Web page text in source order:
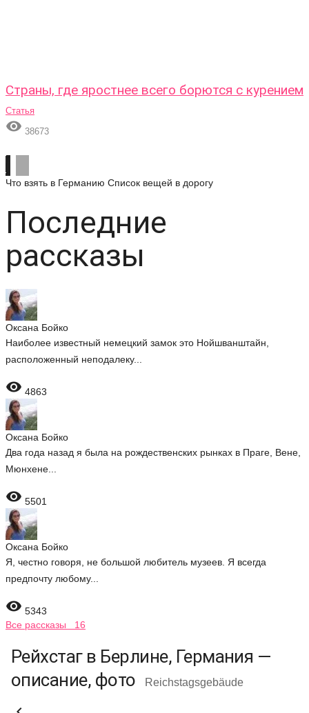
Страны, где яростнее всего борются с курением
Статья
 38673
Что взять в Германию Список вещей в дорогу
Последние
рассказы
Оксана Бойко
Наиболее известный немецкий замок это Нойшванштайн,
расположенный неподалеку...
 4863
Оксана Бойко
Два года назад я была на рождественских рынках в Праге, Вене,
Мюнхене...
 5501
Оксана Бойко
Я, честно говоря, не большой любитель музеев. Я всегда
предпочту любому...
 5343
Все рассказы 16
Рейхстаг в Берлине, Германия —
описание, фото
Reichstagsgebäude